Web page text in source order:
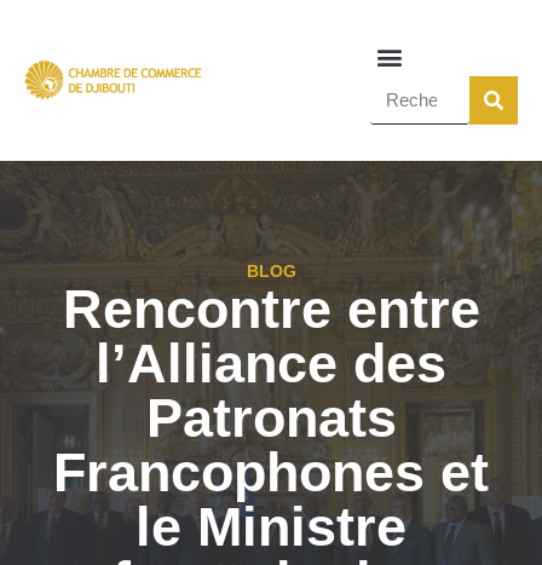
BLOG
Rencontre entre
l’Alliance des
Patronats
Francophones et
le Ministre